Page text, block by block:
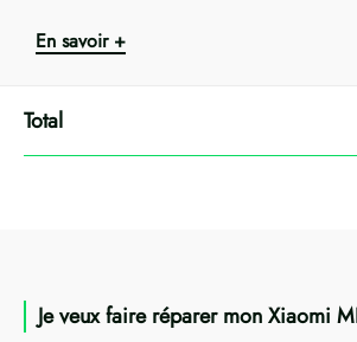
En savoir +
Je veux faire réparer mon Xiaomi